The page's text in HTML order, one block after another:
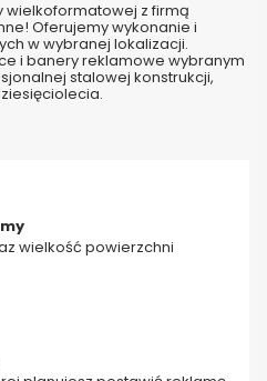
z firmą
! Oferujemy wykonanie i
w wybranej lokalizacji.
i banery reklamowe wybranym
stalowej konstrukcji,
wielkość powierzchni